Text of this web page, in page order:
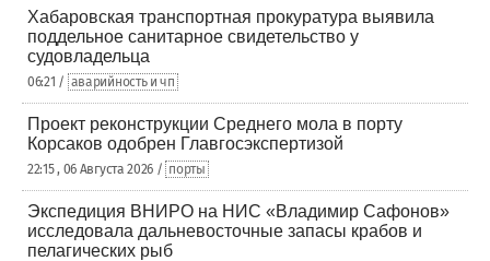
Хабаровская транспортная прокуратура выявила
поддельное санитарное свидетельство у
судовладельца
06:21 / аварийность и чп
Проект реконструкции Среднего мола в порту
Корсаков одобрен Главгосэкспертизой
22:15 , 06 Августа 2026 / порты
Экспедиция ВНИРО на НИС «Владимир Сафонов»
исследовала дальневосточные запасы крабов и
пелагических рыб